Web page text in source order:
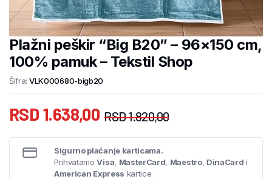
Plažni peškir “Big B20” – 96×150 cm,
100% pamuk – Tekstil Shop
Šifra: VLK000680-bigb20
RSD1.820,00
RSD 1.638,00
Sigurno plaćanje karticama.
PrihvatamoVisa, MasterCard, Maestro, DinaCard i
American Express kartice.